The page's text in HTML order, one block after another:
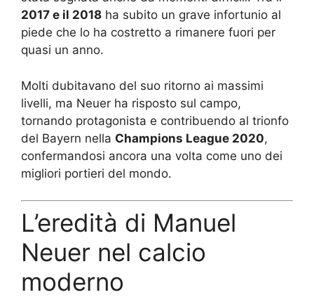
2017 e il 2018 ha subito un grave infortunio al
piede che lo ha costretto a rimanere fuori per
quasi un anno.
Molti dubitavano del suo ritorno ai massimi
livelli, ma Neuer ha risposto sul campo,
tornando protagonista e contribuendo al trionfo
del Bayern nella Champions League 2020,
confermandosi ancora una volta come uno dei
migliori portieri del mondo.
L’eredità di Manuel
Neuer nel calcio
moderno